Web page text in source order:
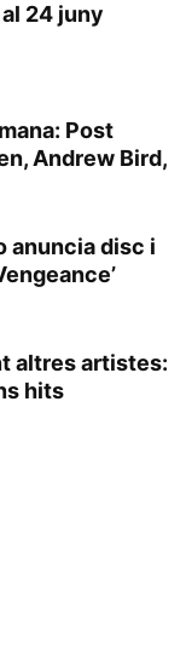
24 juny
Post
Andrew Bird,
anuncia disc i
altres artistes:
hits